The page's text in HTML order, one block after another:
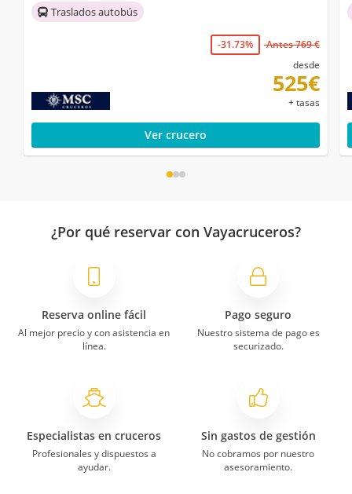
Traslados autobús
-31.73%
Antes 769 €
desde
525€
+ tasas
Ver crucero
¿Por qué reservar con Vayacruceros?
Reserva online fácil
Al mejor precio y con asistencia en
línea.
Pago seguro
Nuestro sistema de pago es
securizado.
Especialistas en cruceros
Profesionales y dispuestos a
ayudar.
Sin gastos de gestión
No cobramos por nuestro
asesoramiento.